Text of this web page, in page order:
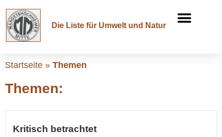
Die Liste für Umwelt und Natur
Startseite » Themen
Themen:
Kritisch betrachtet